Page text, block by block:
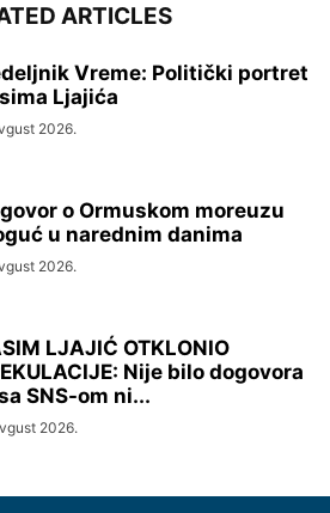
ARTICLES
Vreme: Politički portret
Ljajića
2026.
o Ormuskom moreuzu
u narednim danima
2026.
LJAJIĆ OTKLONIO
Nije bilo dogovora
SNS-om ni...
2026.